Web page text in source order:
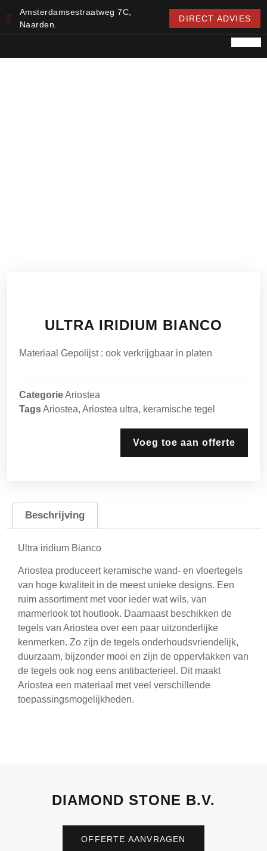
Amsterdamsestraatweg 7C,
Naarden.
DIRECT ADVIES
ULTRA IRIDIUM BIANCO
Materiaal Gepolijst : ook verkrijgbaar in platen
CategorieAriostea
TagsAriostea, Ariostea ultra, keramische tegel
Voeg toe aan offerte
Beschrijving
Ultra iridium Bianco
Ariostea produceert keramische wand- en vloertegels
van hoge kwaliteit in de meest unieke designs. Een
ruim assortiment met voor ieder wat wils, van
marmerlook tot houtlook. Daarnaast beschikken de
tegels van Ariostea over een paar uitzonderlijke
kenmerken. Zo zijn de tegels onderhoudsvriendelijk,
duurzaam, bijzonder mooi en zijn de oppervlakken van
de tegels ook nog eens antibacterieel. Dit maakt
Ariostea een materiaal met veel verschillende
toepassingsmogelijkheden.
DIAMOND STONE B.V.
OFFERTE AANVRAGEN